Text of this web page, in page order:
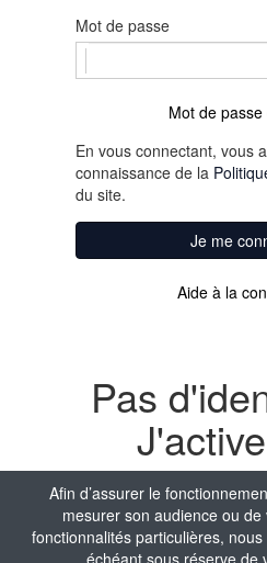
Afin d’assurer le
mesurer son audience ou
fonctionnalités particulières,
échéant sous réserve de
Mot de passe
Mot de
En vous connectant, vous
connaissance de la
du site.
Je me
Aide à la
Pas
Nom